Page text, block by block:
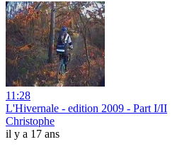
11:28
L'Hivernale - edition 2009 - Part I/II
Christophe
il y a 17 ans